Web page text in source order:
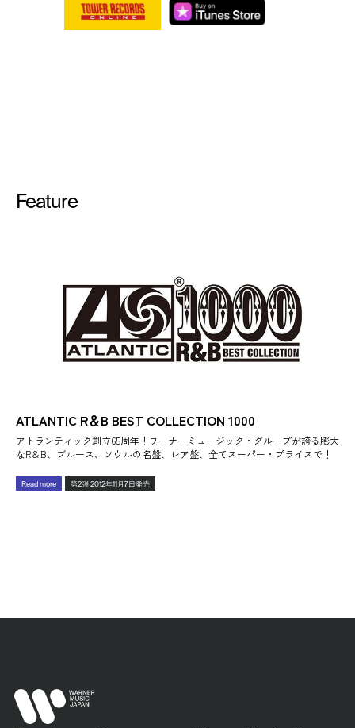
Feature
ATLANTIC R＆B BEST COLLECTION 1000
アトランティック創立65周年！ワーナーミュージック・グループが誇る膨大
なR＆B、ブルース、ソウルの名盤、レア盤、全てスーパー・プライスで！
Read more 第2弾 2012年11月7日発売